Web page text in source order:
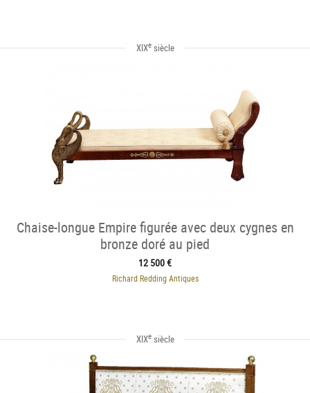
XIXesiècle
Chaise-longue Empire figurée avec deux cygnes en
bronze doré au pied
12 500 €
Richard Redding Antiques
XIXesiècle